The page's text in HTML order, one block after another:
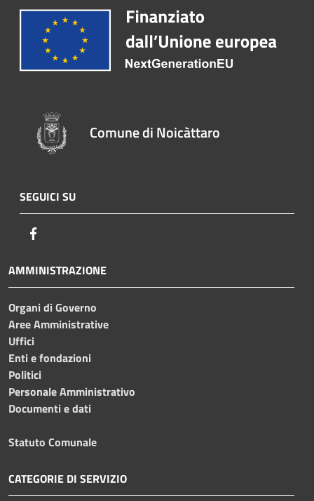
Comune di Noicàttaro
SEGUICI SU
AMMINISTRAZIONE
Organi di Governo
Aree Amministrative
Uffici
Enti e fondazioni
Politici
Personale Amministrativo
Documenti e dati
Statuto Comunale
CATEGORIE DI SERVIZIO